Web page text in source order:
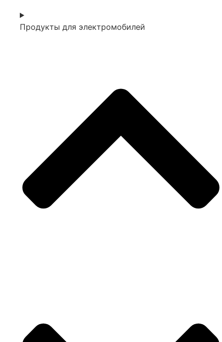
Продукты для электромобилей